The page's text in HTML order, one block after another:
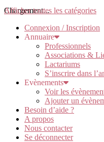
Chargement...
Afficher toutes les catégories
Connexion / Inscription
Annuaire
Professionnels
Associations &
Lactariums
S’inscrire dans
Evènements
Voir les
Ajouter un
Besoin d’aide ?
A propos
Nous contacter
Se déconnecter